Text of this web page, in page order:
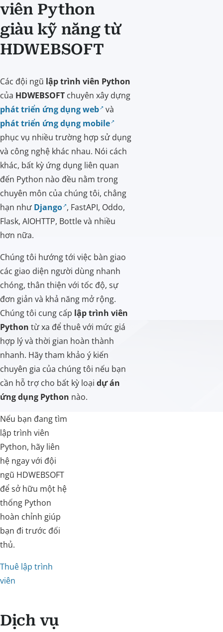
viên Python
giàu kỹ năng từ
HDWEBSOFT
Các đội ngũ lập trình viên Python
của HDWEBSOFT chuyên xây dựng
phát triển ứng dụng web và
phát triển ứng dụng mobile
phục vụ nhiều trường hợp sử dụng
và công nghệ khác nhau. Nói cách
khác, bất kỳ ứng dụng liên quan
đến Python nào đều nằm trong
chuyên môn của chúng tôi, chẳng
hạn như Django , FastAPI, Oddo,
Flask, AIOHTTP, Bottle và nhiều
hơn nữa.
Chúng tôi hướng tới việc bàn giao
các giao diện người dùng nhanh
chóng, thân thiện với tốc độ, sự
đơn giản và khả năng mở rộng.
Chúng tôi cung cấp lập trình viên
Python từ xa để thuê với mức giá
hợp lý và thời gian hoàn thành
nhanh. Hãy tham khảo ý kiến
chuyên gia của chúng tôi nếu bạn
cần hỗ trợ cho bất kỳ loại dự án
ứng dụng Python nào.
Nếu bạn đang tìm
lập trình viên
Python, hãy liên
hệ ngay với đội
ngũ HDWEBSOFT
để sở hữu một hệ
thống Python
hoàn chỉnh giúp
bạn đi trước đối
thủ.
Thuê lập trình
viên
Dịch vụ